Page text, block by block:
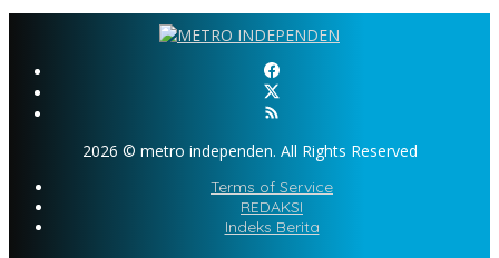
2026 © metro independen. All Rights Reserved
Terms of Service
REDAKSI
Indeks Berita